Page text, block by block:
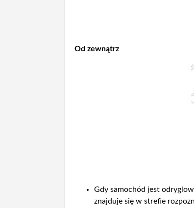
Od zewnątrz
Gdy samochód jest
znajduje się w strefie